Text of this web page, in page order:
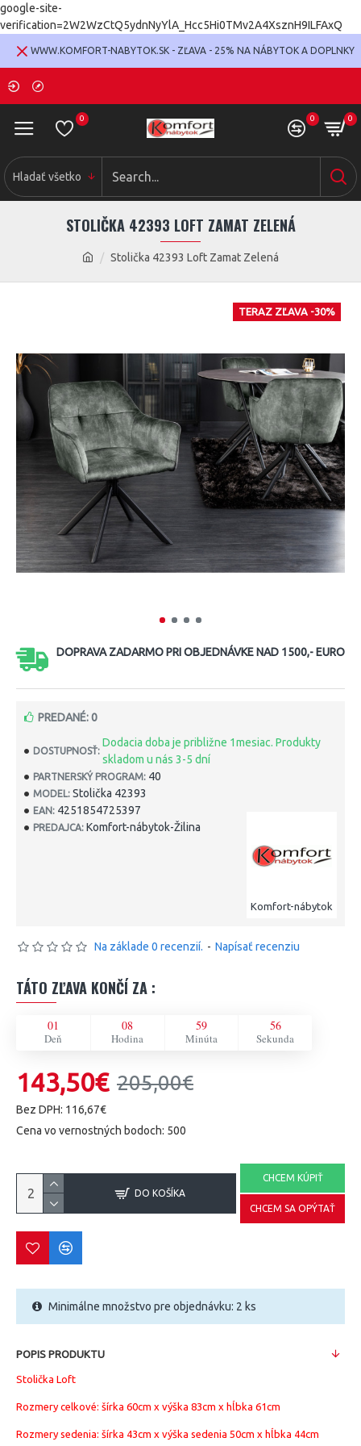
google-site-
verification=2W2WzCtQ5ydnNyYlA_Hcc5Hi0TMv2A4XsznH9ILFAxQ
WWW.KOMFORT-NABYTOK.SK - ZĽAVA - 25% NA NÁBYTOK A DOPLNKY
0 0 0
Hladať všetko
Stolička 42393 Loft Zamat Zelená
STOLIČKA 42393 LOFT ZAMAT ZELENÁ
TERAZ ZĽAVA -30%
DOPRAVA ZADARMO PRI OBJEDNÁVKE NAD 1500,- EURO
DOSTUPNOSŤ:
Dodacia doba je približne 1mesiac. Produkty
skladom u nás 3-5 dní
PARTNERSKÝ PROGRAM: 40
MODEL: Stolička 42393
EAN: 4251854725397
PREDAJCA: Komfort-nábytok-Žilina
Komfort-nábytok
PREDANÉ: 0
Na základe 0 recenzií. - Napísať recenziu
TÁTO ZĽAVA KONČÍ ZA :
01
Deň
08
Hodina
59
Minúta
56
Sekunda
143,50€ 205,00€
Bez DPH: 116,67€
Cena vo vernostných bodoch: 500
DO KOŠÍKA
CHCEM KÚPIŤ
CHCEM SA OPÝTAŤ
Minimálne množstvo pre objednávku: 2 ks
POPIS PRODUKTU
Stolička Loft
Rozmery celkové: šírka 60cm x výška 83cm x hĺbka 61cm
Rozmery sedenia: šírka 43cm x výška sedenia 50cm x hĺbka 44cm